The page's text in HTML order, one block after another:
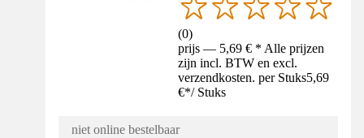
(0)
prijs — 5,69 € * Alle prijzen
zijn incl. BTW en excl.
verzendkosten. per Stuks5,69
€*/ Stuks
niet online bestelbaar